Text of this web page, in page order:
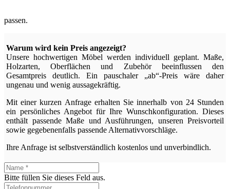
passen.
Warum wird kein Preis angezeigt?
Unsere hochwertigen Möbel werden individuell geplant. Maße,
Holzarten, Oberflächen und Zubehör beeinflussen den
Gesamtpreis deutlich. Ein pauschaler „ab“-Preis wäre daher
ungenau und wenig aussagekräftig.
Mit einer kurzen Anfrage erhalten Sie innerhalb von 24 Stunden
ein persönliches Angebot für Ihre Wunschkonfiguration. Dieses
enthält passende Maße und Ausführungen, unseren Preisvorteil
sowie gegebenenfalls passende Alternativvorschläge.
Ihre Anfrage ist selbstverständlich kostenlos und unverbindlich.
Bitte füllen Sie dieses Feld aus.